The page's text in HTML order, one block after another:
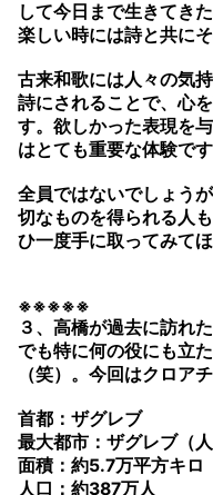
して今日まで生きてき
楽しい時には詩と共に
古来和歌には人々の気
詩にされることで、心
す。欲しかった表現を
はとても重要な体験です
全員ではないでしょう
切なものを得られる人
ひ一度手に取ってみてほ
※※※※※
３、高橋が過去に訪れ
でも特に何の役にも立
（笑）。今回はクロアチ
首都：ザグレブ
最大都市：ザグレブ（人
面積：約5.7万平方キロ
人口：約387万人